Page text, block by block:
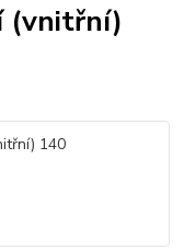
(vnitřní)